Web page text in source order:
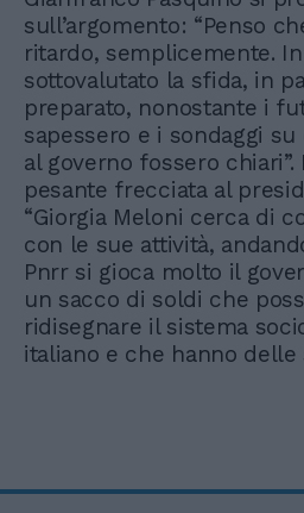
sull’argomento: “Penso
ritardo, semplicemente.
sottovalutato la sfida, in
preparato, nonostante i
sapessero e i sondaggi
al governo fossero chiari”.
pesante frecciata al
“Giorgia Meloni cerca di
con le sue attività,
Pnrr si gioca molto il
un sacco di soldi che
ridisegnare il sistema
italiano e che hanno delle